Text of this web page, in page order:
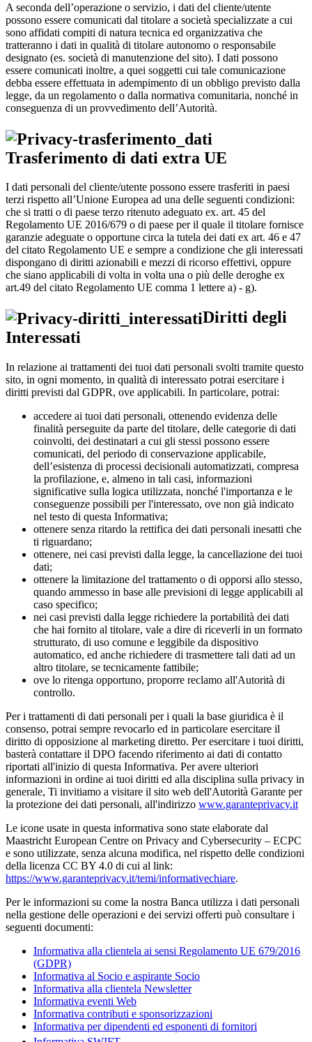
A seconda dell’operazione o servizio, i dati del cliente/utente
possono essere comunicati dal titolare a società specializzate a cui
sono affidati compiti di natura tecnica ed organizzativa che
tratteranno i dati in qualità di titolare autonomo o responsabile
designato (es. società di manutenzione del sito). I dati possono
essere comunicati inoltre, a quei soggetti cui tale comunicazione
debba essere effettuata in adempimento di un obbligo previsto dalla
legge, da un regolamento o dalla normativa comunitaria, nonché in
conseguenza di un provvedimento dell’Autorità.
Trasferimento di dati extra UE
I dati personali del cliente/utente possono essere trasferiti in paesi
terzi rispetto all’Unione Europea ad una delle seguenti condizioni:
che si tratti o di paese terzo ritenuto adeguato ex. art. 45 del
Regolamento UE 2016/679 o di paese per il quale il titolare fornisce
garanzie adeguate o opportune circa la tutela dei dati ex art. 46 e 47
del citato Regolamento UE e sempre a condizione che gli interessati
dispongano di diritti azionabili e mezzi di ricorso effettivi, oppure
che siano applicabili di volta in volta una o più delle deroghe ex
art.49 del citato Regolamento UE comma 1 lettere a) - g).
Diritti degli
Interessati
In relazione ai trattamenti dei tuoi dati personali svolti tramite questo
sito, in ogni momento, in qualità di interessato potrai esercitare i
diritti previsti dal GDPR, ove applicabili. In particolare, potrai:
accedere ai tuoi dati personali, ottenendo evidenza delle
finalità perseguite da parte del titolare, delle categorie di dati
coinvolti, dei destinatari a cui gli stessi possono essere
comunicati, del periodo di conservazione applicabile,
dell’esistenza di processi decisionali automatizzati, compresa
la profilazione, e, almeno in tali casi, informazioni
significative sulla logica utilizzata, nonché l'importanza e le
conseguenze possibili per l'interessato, ove non già indicato
nel testo di questa Informativa;
ottenere senza ritardo la rettifica dei dati personali inesatti che
ti riguardano;
ottenere, nei casi previsti dalla legge, la cancellazione dei tuoi
dati;
ottenere la limitazione del trattamento o di opporsi allo stesso,
quando ammesso in base alle previsioni di legge applicabili al
caso specifico;
nei casi previsti dalla legge richiedere la portabilità dei dati
che hai fornito al titolare, vale a dire di riceverli in un formato
strutturato, di uso comune e leggibile da dispositivo
automatico, ed anche richiedere di trasmettere tali dati ad un
altro titolare, se tecnicamente fattibile;
ove lo ritenga opportuno, proporre reclamo all'Autorità di
controllo.
Per i trattamenti di dati personali per i quali la base giuridica è il
consenso, potrai sempre revocarlo ed in particolare esercitare il
diritto di opposizione al marketing diretto. Per esercitare i tuoi diritti,
basterà contattare il DPO facendo riferimento ai dati di contatto
riportati all'inizio di questa Informativa. Per avere ulteriori
informazioni in ordine ai tuoi diritti ed alla disciplina sulla privacy in
generale, Ti invitiamo a visitare il sito web dell'Autorità Garante per
la protezione dei dati personali, all'indirizzo www.garanteprivacy.it
Le icone usate in questa informativa sono state elaborate dal
Maastricht European Centre on Privacy and Cybersecurity – ECPC
e sono utilizzate, senza alcuna modifica, nel rispetto delle condizioni
della licenza CC BY 4.0 di cui al link:
https://www.garanteprivacy.it/temi/informativechiare.
Per le informazioni su come la nostra Banca utilizza i dati personali
nella gestione delle operazioni e dei servizi offerti può consultare i
seguenti documenti:
Informativa alla clientela ai sensi Regolamento UE 679/2016
(GDPR)
Informativa al Socio e aspirante Socio
Informativa alla clientela Newsletter
Informativa eventi Web
Informativa contributi e sponsorizzazioni
Informativa per dipendenti ed esponenti di fornitori